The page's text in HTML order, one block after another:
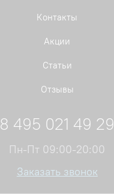
Контакты
Акции
Статьи
Отзывы
8 495 021 49 29
Пн-Пт 09:00-20:00
Заказать звонок